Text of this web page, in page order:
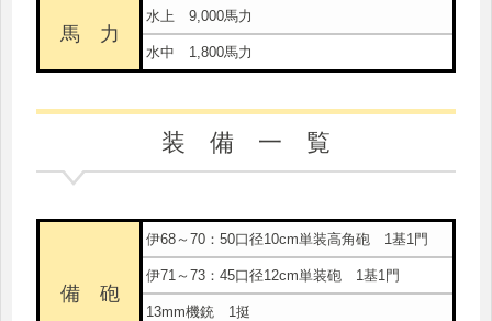
馬 力
水上 9,000馬力
水中 1,800馬力
装 備 一 覧
備 砲
伊68～70：50口径10cm単装高角砲 1基1門
伊71～73：45口径12cm単装砲 1基1門
13mm機銃 1挺